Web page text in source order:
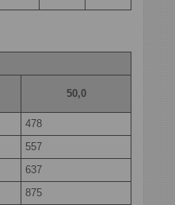
50,0
478
557
637
875